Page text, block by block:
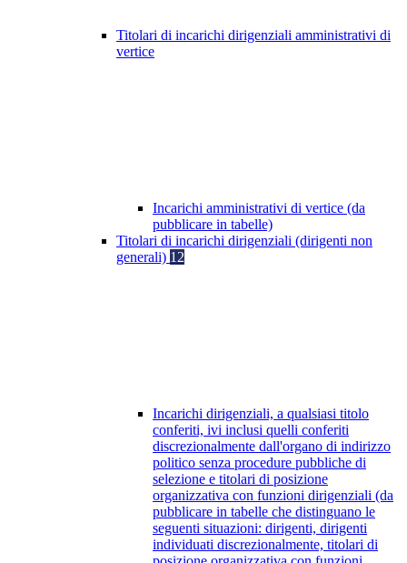
Titolari di incarichi dirigenziali amministrativi di
vertice
Incarichi amministrativi di vertice (da
pubblicare in tabelle)
Titolari di incarichi dirigenziali (dirigenti non
generali) 12
Incarichi dirigenziali, a qualsiasi titolo
conferiti, ivi inclusi quelli conferiti
discrezionalmente dall'organo di indirizzo
politico senza procedure pubbliche di
selezione e titolari di posizione
organizzativa con funzioni dirigenziali (da
pubblicare in tabelle che distinguano le
seguenti situazioni: dirigenti, dirigenti
individuati discrezionalmente, titolari di